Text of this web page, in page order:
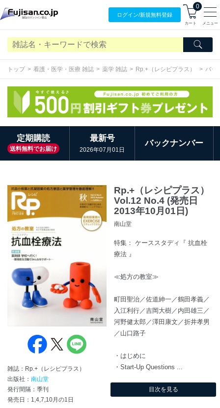
ログイン/新規無料登録
0
カート メニュー
トップ 看護・医学・医療 雑誌 薬学 雑誌 Rp.+（レシピプラス） バッ
定期購読
送料無料でお届け
最新号
2026年07月01日
バックナンバー
雑誌：Rp.+（レシピプラス）
出版社： 南山堂
発行間隔：季刊
発売日：1,4,7,10月の1日
Rp.+（レシピプラス）
Vol.12 No.4 (発売日
2013年10月01日)
南山堂
特集： ケーススタディ『 抗血栓
療法 』
≪処方の教室≫
町田聖治／佐道紳一／鶴田孝義／
入江利行／吉岡大樹／内田雄三／
河野健太郎／澤田康文／折井孝男
／山口路子
・はじめに
・Start-Up Questions ...
目次を見る